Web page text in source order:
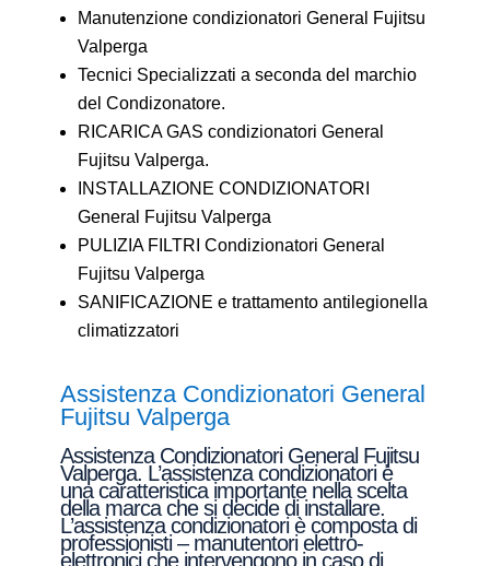
Manutenzione condizionatori General Fujitsu
Valperga
Tecnici Specializzati a seconda del marchio
del Condizonatore.
RICARICA GAS condizionatori General
Fujitsu Valperga.
INSTALLAZIONE CONDIZIONATORI
General Fujitsu Valperga
PULIZIA FILTRI Condizionatori General
Fujitsu Valperga
SANIFICAZIONE e trattamento antilegionella
climatizzatori
Assistenza Condizionatori General
Fujitsu Valperga
Assistenza Condizionatori General Fujitsu
Valperga. L’assistenza condizionatori è
una caratteristica importante nella scelta
della marca che si decide di installare.
L’assistenza condizionatori è composta di
professionisti – manutentori elettro-
elettronici che intervengono in caso di